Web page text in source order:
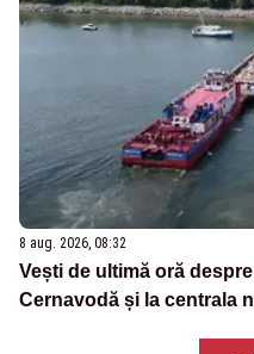
8 aug. 2026, 08:32
Vești de ultimă oră
Cernavodă și la centrala